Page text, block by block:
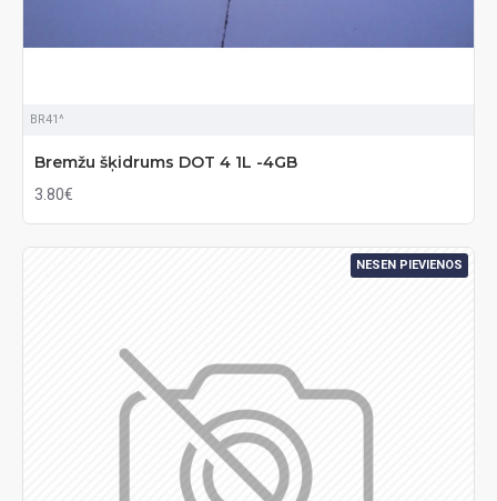
BR41^
Bremžu šķidrums DOT 4 1L -4GB
3.80€
NESEN PIEVIENOS